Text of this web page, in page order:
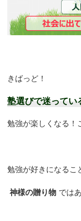
きばっど！
塾選びで迷ってい
勉強が楽しくなる！
勉強が好きになるこ
神様の贈り物 では